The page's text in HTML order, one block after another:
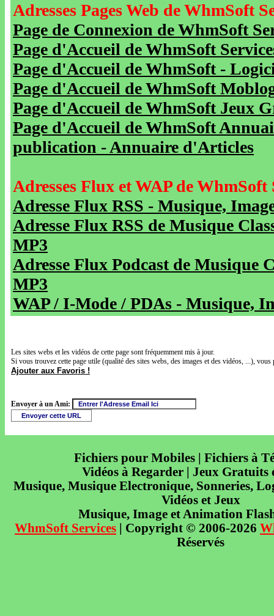
Adresses Pages Web de WhmSoft
Page de Connexion de WhmSoft
Page d'Accueil de WhmSoft
Page d'Accueil de WhmSoft -
Page d'Accueil de WhmSoft
Page d'Accueil de WhmSoft Jeux
Page d'Accueil de WhmSoft
publication - Annuaire d'Articles
Adresses Flux et WAP de WhmSoft
Adresse Flux RSS - Musique,
Adresse Flux RSS de Musique
MP3
Adresse Flux Podcast de Musique
MP3
WAP / I-Mode / PDAs - Musique,
Les sites webs et les vidéos de cette page sont fréquemment mis à jour.
Si vous trouvez cette page utile (qualité des sites webs, des images et des vidéos, ...),
Ajouter aux Favoris !
Envoyer à un Ami:
Fichiers pour Mobiles | Fichiers à
Vidéos à Regarder | Jeux Gratuits
Musique, Musique Electronique, Sonneries,
Vidéos et Jeux
Musique, Image et Animation
WhmSoft Services | Copyright © 2006-2026
Réservés